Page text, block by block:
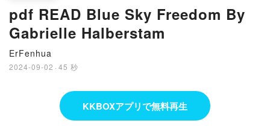
pdf READ Blue Sky Freedom By
Gabrielle Halberstam
ErFenhua
2024-09-02 · 45 秒
KKBOXアプリで無料再生